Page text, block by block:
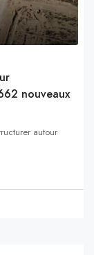
nouveaux
autour